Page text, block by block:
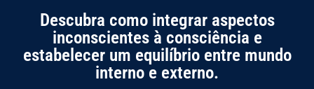
Descubra como integrar aspectos
inconscientes à consciência e
estabelecer um equilíbrio entre mundo
interno e externo.